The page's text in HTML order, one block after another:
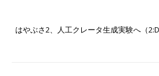
はやぶさ2、人工クレータ生成実験へ（